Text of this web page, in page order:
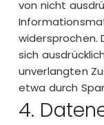
von nicht
widersprochen.
sich
unverlangten
etwa durch
4.